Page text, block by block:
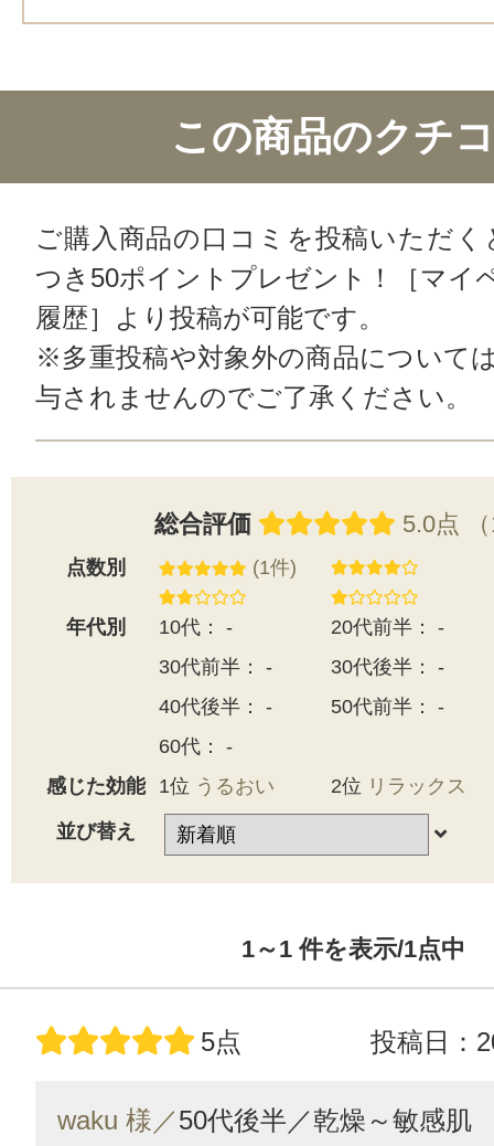
この商品のクチ
ご購入商品の口コミを投稿いただく
つき50ポイントプレゼント！［マイ
履歴］より投稿が可能です。
※多重投稿や対象外の商品について
与されませんのでご了承ください。
総合評価 5.0点
点数別 (1件)
年代別 10代： -
20代前半： -
30代前半： -
30代後半： -
40代後半： -
50代前半： -
60代： -
感じた効能
1位 うるおい 2位 リラックス
並び替え
1～1件を表示/1点中
5点 投稿日：
waku 様／50代後半／乾燥～敏感肌